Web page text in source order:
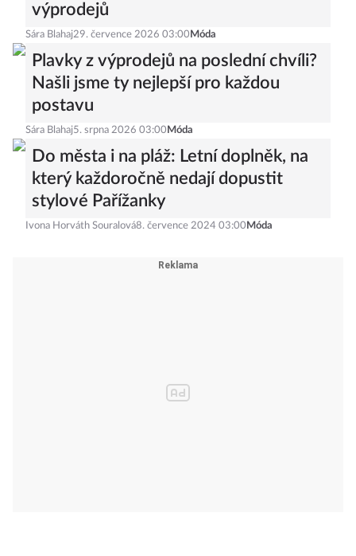
výprodejů
Sára Blahaj29. července 2026 03:00 Móda
Plavky z výprodejů na poslední chvíli?
Našli jsme ty nejlepší pro každou
postavu
Sára Blahaj5. srpna 2026 03:00 Móda
Do města i na pláž: Letní doplněk, na
který každoročně nedají dopustit
stylové Pařížanky
Ivona Horváth Souralová8. července 2024 03:00 Móda